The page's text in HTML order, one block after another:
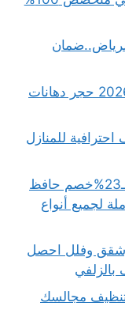
ترميم واجهات بالرياض بجودة فاخرة2026 حجر دهانات
للمنازل
شركة تنظيف عمائر بالرياض رخيصه بـ23%خصم حافظ
لجميع أنواع
وفلل احصل
مجالس بالخرج بـ40%لتنظيف مجالسك